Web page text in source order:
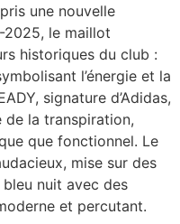
une nouvelle
2025, le maillot
historiques du club :
l’énergie et la
signature d’Adidas,
de la transpiration,
que fonctionnel. Le
mise sur des
nuit avec des
et percutant.